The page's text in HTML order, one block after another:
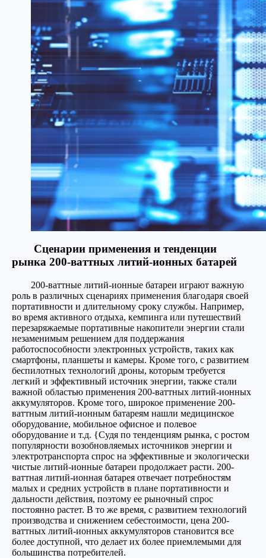
Сценарии применения и тенденции
рынка 200-ваттных литий-ионных батарей
200-ваттные литий-ионные батареи играют важную
роль в различных сценариях применения благодаря своей
портативности и длительному сроку службы. Например,
во время активного отдыха, кемпинга или путешествий
перезаряжаемые портативные накопители энергии стали
незаменимым решением для поддержания
работоспособности электронных устройств, таких как
смартфоны, планшеты и камеры. Кроме того, с развитием
беспилотных технологий дроны, которым требуется
легкий и эффективный источник энергии, также стали
важной областью применения 200-ваттных литий-ионных
аккумуляторов. Кроме того, широкое применение 200-
ваттным литий-ионным батареям нашли медицинское
оборудование, мобильное офисное и полевое
оборудование и т.д. {Судя по тенденциям рынка, с ростом
популярности возобновляемых источников энергии и
электротранспорта спрос на эффективные и экологически
чистые литий-ионные батареи продолжает расти. 200-
ваттная литий-ионная батарея отвечает потребностям
малых и средних устройств в плане портативности и
дальности действия, поэтому ее рыночный спрос
постоянно растет. В то же время, с развитием технологий
производства и снижением себестоимости, цена 200-
ваттных литий-ионных аккумуляторов становится все
более доступной, что делает их более приемлемыми для
большинства потребителей.